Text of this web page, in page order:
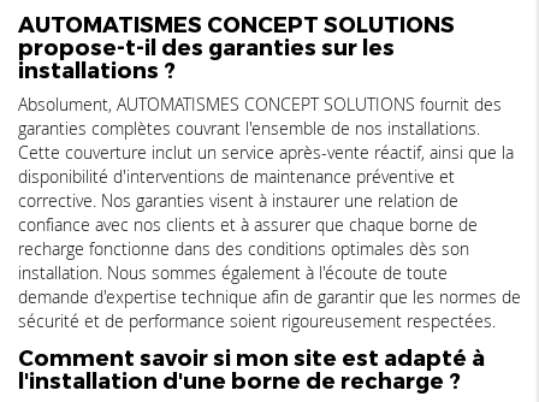
AUTOMATISMES CONCEPT SOLUTIONS
propose-t-il des garanties sur les
installations ?
Absolument, AUTOMATISMES CONCEPT SOLUTIONS fournit des
garanties complètes couvrant l'ensemble de nos installations.
Cette couverture inclut un service après-vente réactif, ainsi que la
disponibilité d'interventions de maintenance préventive et
corrective. Nos garanties visent à instaurer une relation de
confiance avec nos clients et à assurer que chaque borne de
recharge fonctionne dans des conditions optimales dès son
installation. Nous sommes également à l'écoute de toute
demande d'expertise technique afin de garantir que les normes de
sécurité et de performance soient rigoureusement respectées.
Comment savoir si mon site est adapté à
l'installation d'une borne de recharge ?